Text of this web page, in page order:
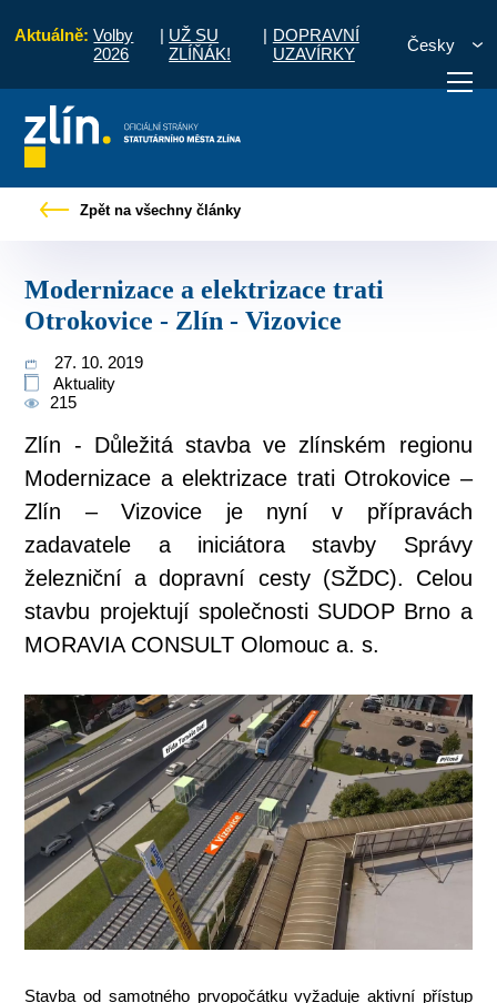
Aktuálně: Volby
2026
| UŽ SU
ZLÍŇÁK!
| DOPRAVNÍ
UZAVÍRKY
Česky
vyřídit Potřebuji zaplatit
Zpět na všechny články
Modernizace a elektrizace trati
Otrokovice - Zlín - Vizovice
27. 10. 2019
Aktuality
215
Zlín - Důležitá stavba ve zlínském regionu
Modernizace a elektrizace trati Otrokovice –
Zlín – Vizovice je nyní v přípravách
zadavatele a iniciátora stavby Správy
železniční a dopravní cesty (SŽDC). Celou
stavbu projektují společnosti SUDOP Brno a
MORAVIA CONSULT Olomouc a. s.
Stavba od samotného prvopočátku vyžaduje aktivní přístup